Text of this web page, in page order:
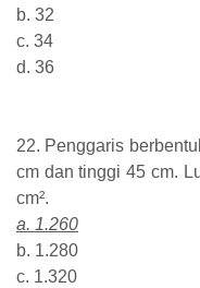
b. 32
c. 34
d. 36
22. Penggaris
cm dan tinggi 45 cm.
cm².
a. 1.260
b. 1.280
c. 1.320